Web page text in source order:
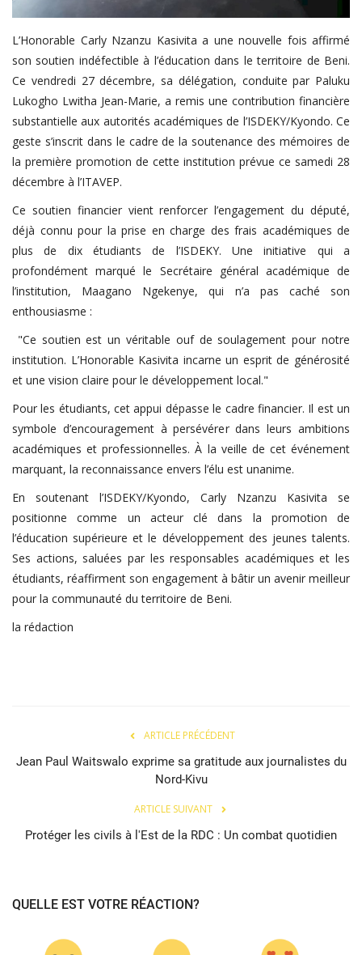
L’Honorable Carly Nzanzu Kasivita a une nouvelle fois affirmé
son soutien indéfectible à l’éducation dans le territoire de Beni.
Ce vendredi 27 décembre, sa délégation, conduite par Paluku
Lukogho Lwitha Jean-Marie, a remis une contribution financière
substantielle aux autorités académiques de l’ISDEKY/Kyondo. Ce
geste s’inscrit dans le cadre de la soutenance des mémoires de
la première promotion de cette institution prévue ce samedi 28
décembre à l’ITAVEP.
Ce soutien financier vient renforcer l’engagement du député,
déjà connu pour la prise en charge des frais académiques de
plus de dix étudiants de l’ISDEKY. Une initiative qui a
profondément marqué le Secrétaire général académique de
l’institution, Maagano Ngekenye, qui n’a pas caché son
enthousiasme :
"Ce soutien est un véritable ouf de soulagement pour notre
institution. L’Honorable Kasivita incarne un esprit de générosité
et une vision claire pour le développement local."
Pour les étudiants, cet appui dépasse le cadre financier. Il est un
symbole d’encouragement à persévérer dans leurs ambitions
académiques et professionnelles. À la veille de cet événement
marquant, la reconnaissance envers l’élu est unanime.
En soutenant l’ISDEKY/Kyondo, Carly Nzanzu Kasivita se
positionne comme un acteur clé dans la promotion de
l’éducation supérieure et le développement des jeunes talents.
Ses actions, saluées par les responsables académiques et les
étudiants, réaffirment son engagement à bâtir un avenir meilleur
pour la communauté du territoire de Beni.
la rédaction
ARTICLE PRÉCÉDENT
Jean Paul Waitswalo exprime sa gratitude aux journalistes du
Nord-Kivu
ARTICLE SUIVANT
Protéger les civils à l'Est de la RDC : Un combat quotidien
QUELLE EST VOTRE RÉACTION?